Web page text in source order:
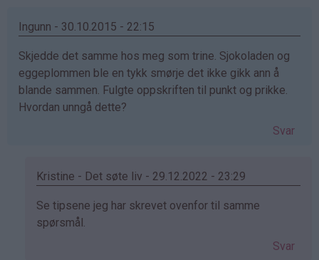
Kamilla
bekreftet)
Ingunn - 30.10.2015 - 22:15
Skjedde det samme hos meg som trine. Sjokoladen og
eggeplommen ble en tykk smørje det ikke gikk ann å
blande sammen. Fulgte oppskriften til punkt og prikke.
Hvordan unngå dette?
Svar
Kristine - Det søte liv - 29.12.2022 - 23:29
Som
svar
Se tipsene jeg har skrevet ovenfor til samme
spørsmål.
Svar